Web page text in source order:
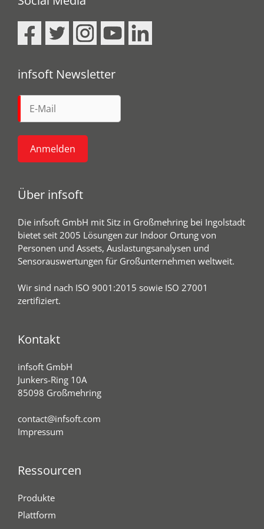
)
infsoft Newsletter
Über infsoft
Die infsoft GmbH mit Sitz in Großmehring bei Ingolstadt
bietet seit 2005 Lösungen zur Indoor Ortung von
Personen und Assets, Auslastungsanalysen und
Sensorauswertungen für Großunternehmen weltweit.
Wir sind nach ISO 9001:2015 sowie ISO 27001
zertifiziert.
Kontakt
infsoft GmbH
Junkers-Ring 10A
85098 Großmehring
contact@infsoft.com
Impressum
Ressourcen
Produkte
Plattform